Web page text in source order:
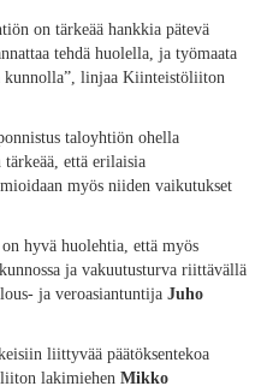
on tärkeää hankkia pätevä
tehdä huolella, ja työmaata
kunnolla”, linjaa Kiinteistöliiton
taloyhtiön ohella
että erilaisia
myös niiden vaikutukset
hyvä huolehtia, että myös
ja vakuutusturva riittävällä
ja veroasiantuntija Juho
liittyvää päätöksentekoa
lakimiehen Mikko